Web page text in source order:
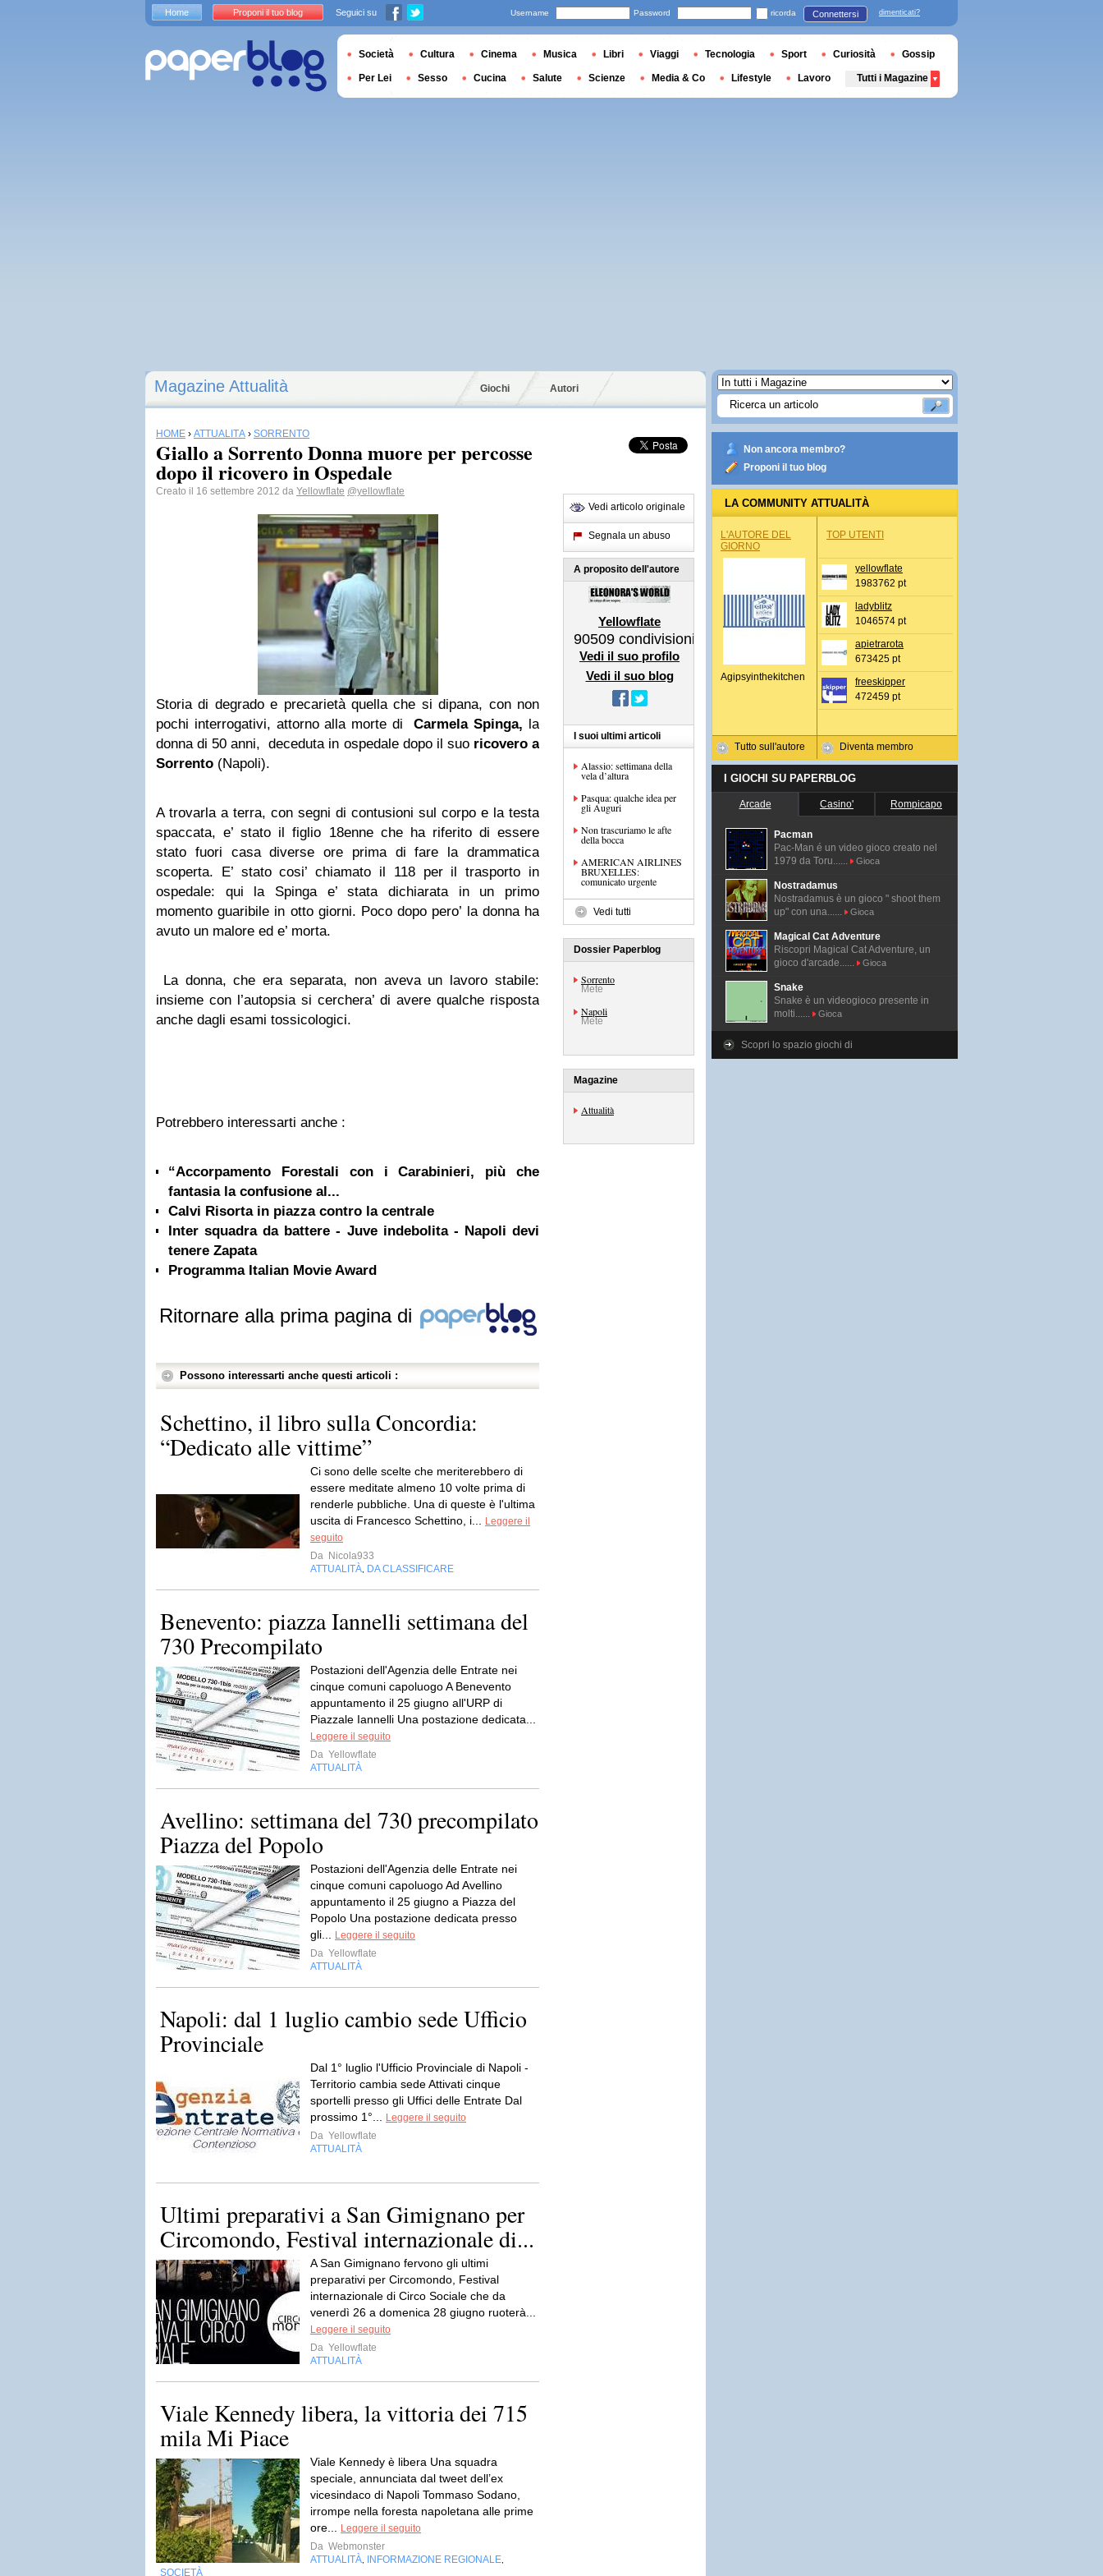
Magazine Attualità Giochi Autori
HOME › ATTUALITÀ › SORRENTO
Giallo a Sorrento Donna muore per percosse
dopo il ricovero in Ospedale
Creato il 16 settembre 2012 da Yellowflate @yellowflate
Storia di degrado e precarietà quella che si dipana, con non
pochi interrogativi, attorno alla morte diCarmela Spinga, la
donna di 50 anni, deceduta in ospedale dopo il suoricovero a
Sorrento (Napoli).
A trovarla a terra, con segni di contusioni sul corpo e la testa
spaccata, e’ stato il figlio 18enne che ha riferito di essere
stato fuori casa diverse ore prima di fare la drammatica
scoperta. E’ stato cosi’ chiamato il 118 per il trasporto in
ospedale: qui la Spinga e’ stata dichiarata in un primo
momento guaribile in otto giorni. Poco dopo pero’ la donna ha
avuto un malore ed e’ morta.
La donna, che era separata, non aveva un lavoro stabile:
insieme con l’autopsia si cerchera’ di avere qualche risposta
anche dagli esami tossicologici.
Potrebbero interessarti anche :
“Accorpamento Forestali con i Carabinieri, più che
fantasia la confusione al...
Calvi Risorta in piazza contro la centrale
Inter squadra da battere - Juve indebolita - Napoli devi
tenere Zapata
Programma Italian Movie Award
Ritornare alla prima pagina di
Possono interessarti anche questi articoli :
Schettino, il libro sulla Concordia:
“Dedicato alle vittime”
Ci sono delle scelte che meriterebbero di
essere meditate almeno 10 volte prima di
renderle pubbliche. Una di queste è l'ultima
uscita di Francesco Schettino, i...
Leggere il
seguito
Da Nicola933
ATTUALITÀ DA CLASSIFICARE
Benevento: piazza Iannelli settimana del
730 Precompilato
Postazioni dell'Agenzia delle Entrate nei
cinque comuni capoluogo A Benevento
appuntamento il 25 giugno all'URP di
Piazzale Iannelli Una postazione dedicata...
Leggere il seguito
Da Yellowflate
ATTUALITÀ
Avellino: settimana del 730 precompilato
Piazza del Popolo
Postazioni dell'Agenzia delle Entrate nei
cinque comuni capoluogo Ad Avellino
appuntamento il 25 giugno a Piazza del
Popolo Una postazione dedicata presso
gli...
Leggere il seguito
Da Yellowflate
ATTUALITÀ
Napoli: dal 1 luglio cambio sede Ufficio
Provinciale
Dal 1° luglio l'Ufficio Provinciale di Napoli -
Territorio cambia sede Attivati cinque
sportelli presso gli Uffici delle Entrate Dal
prossimo 1°...
Leggere il seguito
Da Yellowflate
ATTUALITÀ
Ultimi preparativi a San Gimignano per
Circomondo, Festival internazionale di...
A San Gimignano fervono gli ultimi
preparativi per Circomondo, Festival
internazionale di Circo Sociale che da
venerdì 26 a domenica 28 giugno ruoterà...
Leggere il seguito
Da Yellowflate
ATTUALITÀ
Viale Kennedy libera, la vittoria dei 715
mila Mi Piace
Viale Kennedy è libera Una squadra
speciale, annunciata dal tweet dell’ex
vicesindaco di Napoli Tommaso Sodano,
irrompe nella foresta napoletana alle prime
ore...
Leggere il seguito
Da Webmonster
ATTUALITÀ
INFORMAZIONE REGIONALE
SOCIETÀ
Vedi articolo originale
Segnala un abuso
A proposito dell'autore
Yellowflate
90509 condivisioni
Vedi il suo profilo
Vedi il suo blog
I suoi ultimi articoli
Alassio: settimana della
vela d’altura
Pasqua: qualche idea per
gli Auguri
Non trascuriamo le afte
della bocca
AMERICAN AIRLINES
BRUXELLES:
comunicato urgente
Vedi tutti
Dossier Paperblog
Sorrento
Mete
Napoli
Mete
Magazine
Attualità
Non ancora membro?
Proponi il tuo blog
LA COMMUNITY ATTUALITÀ
L'AUTORE DEL
GIORNO
Agipsyinthekitchen
Tutto sull'autore
TOP UTENTI
yellowflate
1983762 pt
ladyblitz
1046574 pt
apietrarota
673425 pt
freeskipper
472459 pt
Diventa membro
I GIOCHI SU PAPERBLOG
Arcade Casino' Rompicapo
Pacman
Pac-Man é un video gioco creato nel
1979 da Toru......
Gioca
Nostradamus
Nostradamus è un gioco " shoot them
up" con una......
Gioca
Magical Cat Adventure
Riscopri Magical Cat Adventure, un
gioco d'arcade......
Gioca
Snake
Snake è un videogioco presente in
molti......
Gioca
Scopri lo spazio giochi di
Home Proponi il tuo blog Seguici su Username Password ricorda Connettersi dimenticati?
Società Cultura Cinema Musica Libri Viaggi Tecnologia Sport Curiosità Gossip
Per Lei Sesso Cucina Salute Scienze Media & Co Lifestyle Lavoro Tutti i Magazine